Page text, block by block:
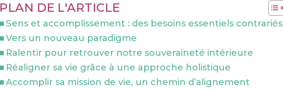
PLAN DE L'ARTICLE
Sens et accomplissement : des besoins essentiels contrariés
Vers un nouveau paradigme
Ralentir pour retrouver notre souveraineté intérieure
Réaligner sa vie grâce à une approche holistique
Accomplir sa mission de vie, un chemin d’alignement